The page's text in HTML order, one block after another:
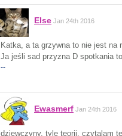
Else Jan 24th 2016
Katka, a ta grzywna to nie jest na
Ja jeśli sad przyzna D spotkania
--
Ewasmerf Jan 24th 2016
dziewczyny, tyle teorii, czytalam